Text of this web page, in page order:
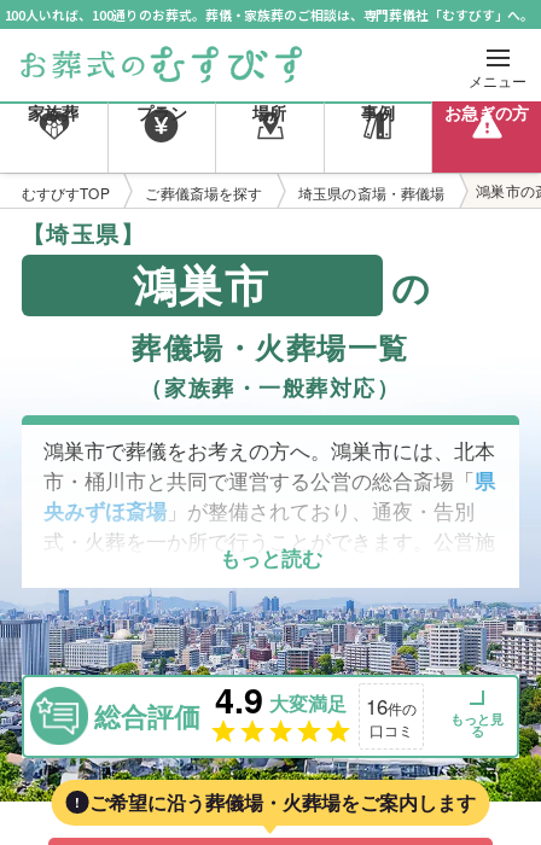
100人いれば、100通りのお葬式。葬儀・家族葬のご相談は、専門葬儀社「むすびす」へ。
メニュー
家族葬 プラン 場所 事例 お急ぎの方
むすびすTOP ご葬儀斎場を探す 埼玉県の斎場・葬儀場 鴻巣市の
【埼玉県】
鴻巣市 の
葬儀場・火葬場一覧
（家族葬・一般葬対応）
鴻巣市で葬儀をお考えの方へ。鴻巣市には、北本
市・桶川市と共同で運営する公営の総合斎場「県
央みずほ斎場」が整備されており、通夜・告別
式・火葬を一か所で行うことができます。公営施
設のため費用を抑えやすく、鴻巣市民の多くが利
用する中心的な斎場です。市内・周辺には家族葬
向けの民営ホールや寺院斎場もあり、少人数の葬
儀から一般葬まで、ご家族の希望に合わせた会場
選びがしやすい環境が整っています。このページ
では、アクセス・料金の目安・家族葬の可否を含
め、葬祭プランナーが鴻巣市および周辺地域の斎
場・火葬場を比較しながら分かりやすくご紹介し
ます。
もっと読む
総合評価 4.9 大変満足 16件の
口コミ
もっと見
る
ご希望に沿う葬儀場・火葬場をご案内します